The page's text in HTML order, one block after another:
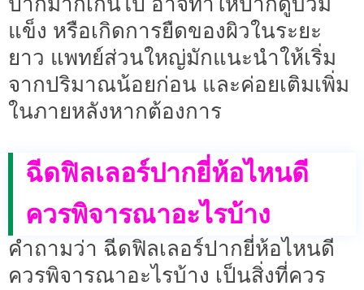
แข็ง หรือเกิดการยืดของผิวในระยะ
ยาว แพทย์ส่วนใหญ่มักแนะนำให้เริ่ม
จากปริมาณน้อยก่อน และค่อยเติมเพิ่ม
ในภายหลังหากต้องการ
ฉีดฟิลเลอร์ปากยี่ห้อไหนดี
ควรพิจารณาอะไรบ้าง
คำถามว่า ฉีดฟิลเลอร์ปากยี่ห้อไหนดี
ควรพิจารณาอะไรบ้าง เป็นสิ่งที่ควร